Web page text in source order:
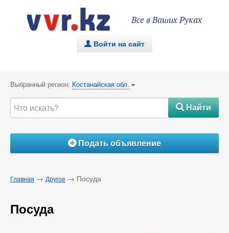
Все в Ваших Руках
. Войти на сайт
Выбранный регион: Костанайская обл. {
#Найти
ÁПодать объявление
Главная → Другое → Посуда
Посуда